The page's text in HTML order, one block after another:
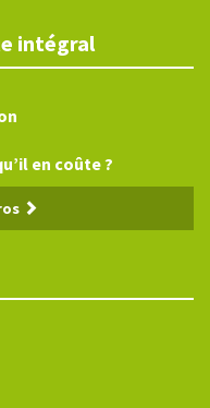
intégral
en coûte ?